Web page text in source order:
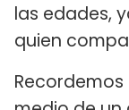
las edades,
quien
Recordemos